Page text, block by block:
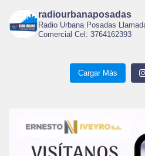
radiourbanaposadas
Radio Urbana Posadas
Comercial Cel: 3764162393
Cargar Más